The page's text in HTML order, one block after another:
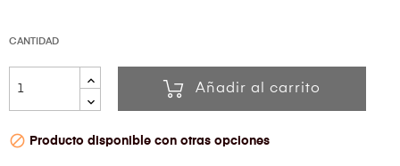
CANTIDAD
Añadir al carrito
 Producto disponible con otras opciones